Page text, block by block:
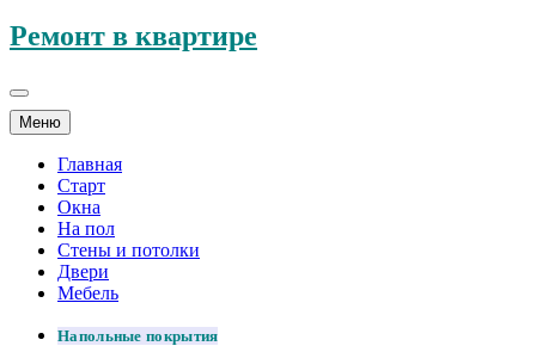
Ремонт в квартире
Меню
Главная
Старт
Окна
На пол
Стены и потолки
Двери
Мебель
Напольные покрытия